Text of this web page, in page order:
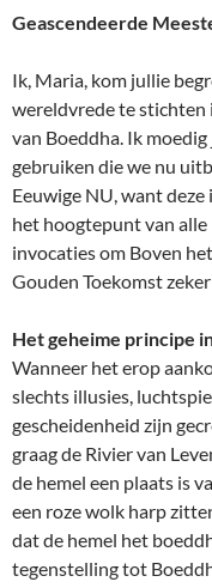
Geascendeerde
Ik, Maria, kom jullie
wereldvrede te stichten
van Boeddha. Ik
gebruiken die we nu
Eeuwige NU, want
het hoogtepunt van
invocaties om Boven
Gouden Toekomst
Het geheime principe
Wanneer het erop
slechts illusies,
gescheidenheid zijn
graag de Rivier van
de hemel een plaats is
een roze wolk harp
dat de hemel het
tegenstelling tot